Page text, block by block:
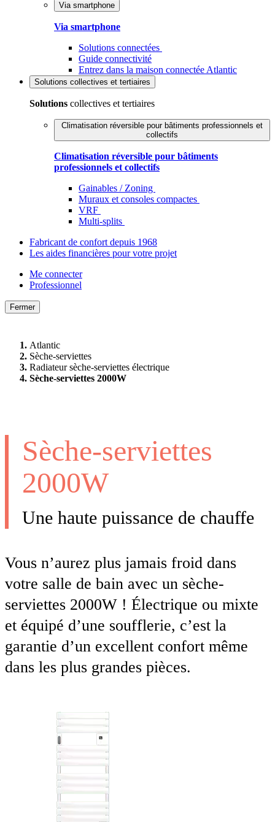
Via smartphone
Via smartphone
Solutions connectées
Guide connectivité
Entrez dans la maison connectée Atlantic
Solutions collectives et tertiaires
Solutions collectives et tertiaires
Climatisation réversible pour bâtiments professionnels et
collectifs
Climatisation réversible pour bâtiments
professionnels et collectifs
Gainables / Zoning
Muraux et consoles compactes
VRF
Multi-splits
Fabricant de confort depuis 1968
Les aides financières pour votre projet
Me connecter
Professionnel
Fermer
Atlantic
Sèche-serviettes
Radiateur sèche-serviettes électrique
Sèche-serviettes 2000W
Sèche-serviettes
2000W
Une haute puissance de chauffe
Vous n’aurez plus jamais froid dans
votre salle de bain avec un sèche-
serviettes 2000W ! Électrique ou mixte
et équipé d’une soufflerie, c’est la
garantie d’un excellent confort même
dans les plus grandes pièces.